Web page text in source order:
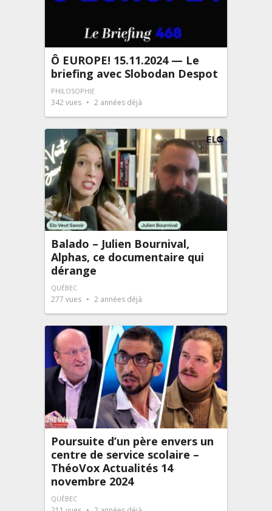
Ô EUROPE! 15.11.2024 — Le
briefing avec Slobodan Despot
PHILOSOPHIE
342vues 2 années déjà
Balado – Julien Bournival,
Alphas, ce documentaire qui
dérange
QUÉBEC
277 vues 2 années déjà
Poursuite d’un père envers un
centre de service scolaire –
ThéoVox Actualités 14
novembre 2024
QUÉBEC